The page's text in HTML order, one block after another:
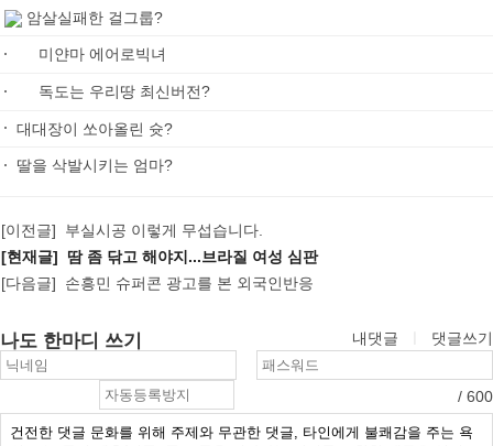
암살실패한 걸그룹?
미얀마 에어로빅녀
독도는 우리땅 최신버전?
대대장이 쏘아올린 슛?
딸을 삭발시키는 엄마?
[이전글] 부실시공 이렇게 무섭습니다.
[현재글] 땀 좀 닦고 해야지...브라질 여성 심판
[다음글] 손흥민 슈퍼콘 광고를 본 외국인반응
나도 한마디 쓰기 내댓글 댓글쓰기
/ 600